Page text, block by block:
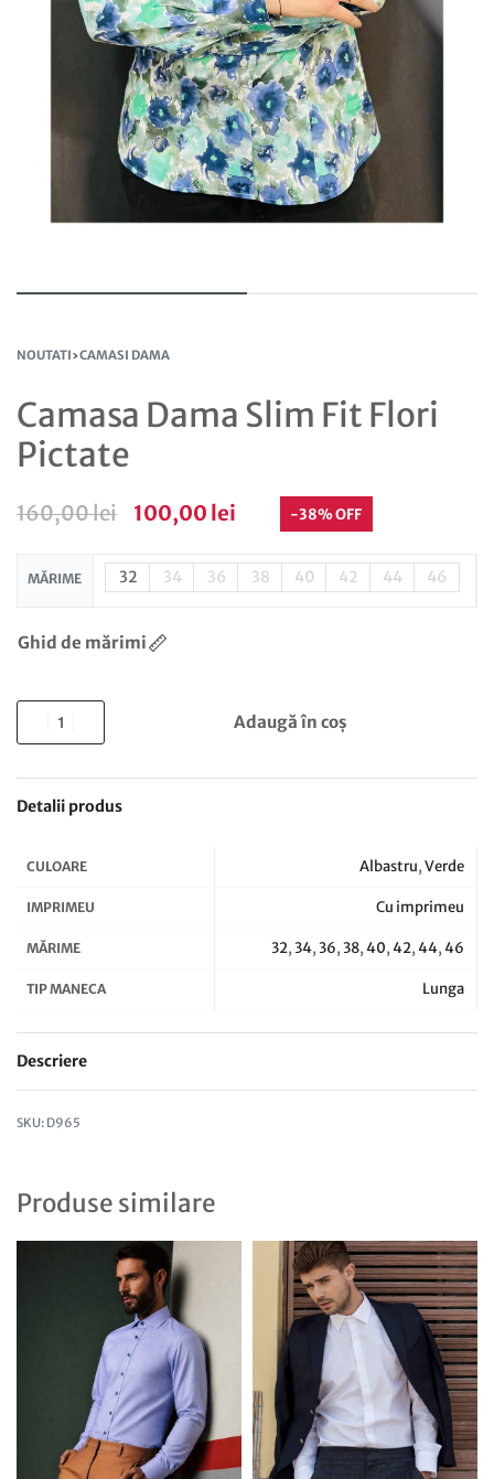
NOUTATI›CAMASI DAMA
Camasa Dama Slim Fit Flori
Pictate
160,00lei 100,00 lei -38% OFF
MĂRIME 32 34 36 38 40 42 44 46
Ghid de mărimi
Adaugă în coș
Detalii produs
CULOARE Albastru,Verde
IMPRIMEU Cu imprimeu
MĂRIME 32,34,36,38,40,42,44,46
TIP MANECA Lunga
Descriere
D965
Produse similare